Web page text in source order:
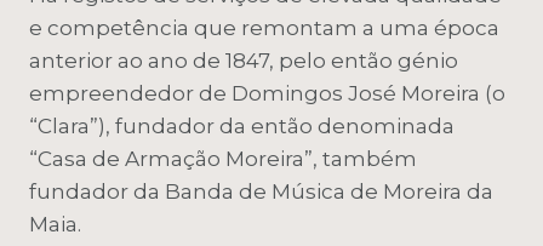
e competência que remontam a uma época
anterior ao ano de 1847, pelo então génio
empreendedor de Domingos José Moreira (o
“Clara”), fundador da então denominada
“Casa de Armação Moreira”, também
fundador da Banda de Música de Moreira da
Maia.